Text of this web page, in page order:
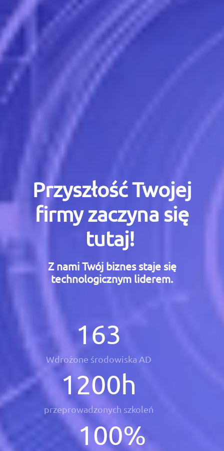
Przyszłość Twojej
firmy zaczyna się
tutaj!
Z nami Twój biznes staje się
technologicznym liderem.
163
Wdrożone środowiska AD
1200h
przeprowadzonych szkoleń
100%